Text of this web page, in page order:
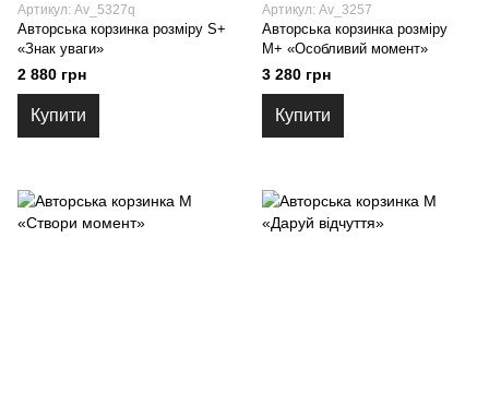
Артикул: Av_5327q
Авторська корзинка розміру S+
«Знак уваги»
2 880 грн
Купити
Артикул: Av_3257
Авторська корзинка розміру
М+ «Особливий момент»
3 280 грн
Купити